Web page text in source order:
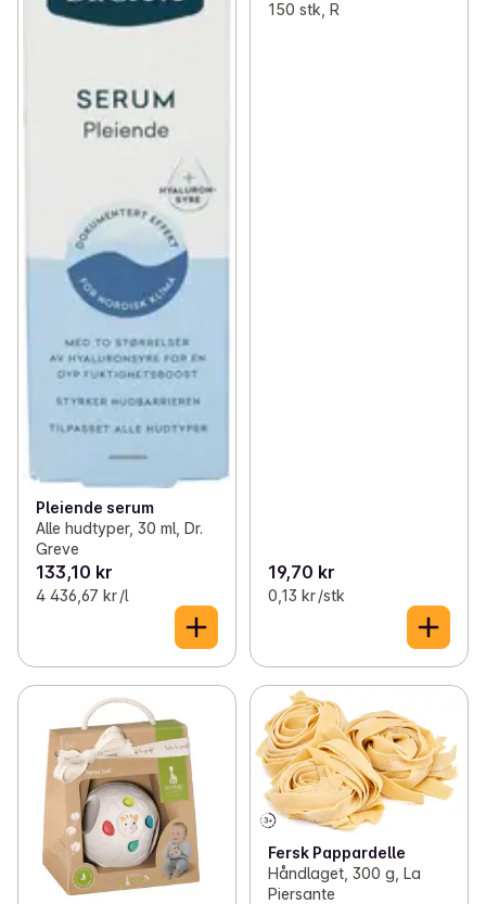
Pleiende serum
Alle hudtyper, 30 ml, Dr.
Greve
133,10 kr
4 436,67 kr /l
150 stk, R
19,70 kr
0,13 kr /stk
Fersk Pappardelle
Håndlaget, 300 g, La
Piersante